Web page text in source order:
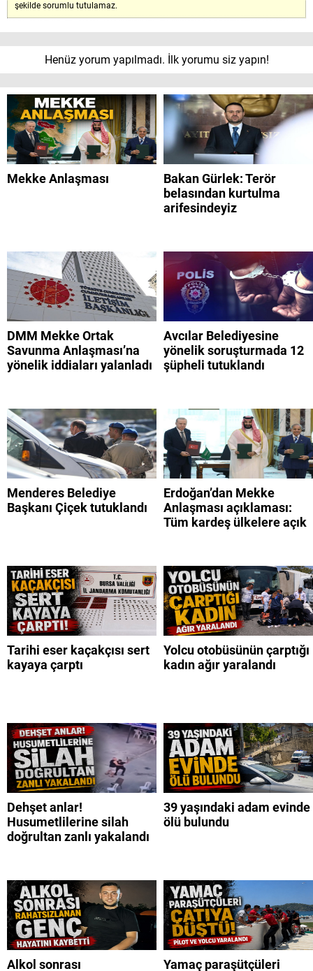
şekilde sorumlu tutulamaz.
Henüz yorum yapılmadı. İlk yorumu siz yapın!
Mekke Anlaşması
Bakan Gürlek: Terör
belasından kurtulma
arifesindeyiz
DMM Mekke Ortak
Savunma Anlaşması’na
yönelik iddiaları yalanladı
Avcılar Belediyesine
yönelik soruşturmada 12
şüpheli tutuklandı
Menderes Belediye
Başkanı Çiçek tutuklandı
Erdoğan’dan Mekke
Anlaşması açıklaması:
Tüm kardeş ülkelere açık
Tarihi eser kaçakçısı sert
kayaya çarptı
Yolcu otobüsünün çarptığı
kadın ağır yaralandı
Dehşet anlar!
Husumetlilerine silah
doğrultan zanlı yakalandı
39 yaşındaki adam evinde
ölü bulundu
Alkol sonrası
Yamaç paraşütçüleri